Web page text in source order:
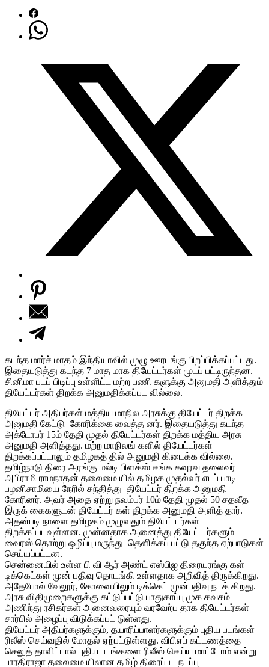
கடந்த மார்ச் மாதம் இந்தியாவில் முழு ஊரடங்கு பிறப்பிக்கப்பட்டது.
இதையடுத்து கடந்த 7 மாத மாக தியேட்டர்கள் மூடப் பட்டிருந்தன.
சினிமா படப் பிடிப்பு உள்ளிட்ட மற்ற பணி களுக்கு அனுமதி அளித்தும்
தியேட்டர்கள் திறக்க அனுமதிக்கப்பட வில்லை.
தியேட்டர் அதிபர்கள் மத்திய மாநில அரசுக்கு தியேட்டர் திறக்க
அனுமதி கேட்டு கோரிக்கை வைத்த னர். இதையடுத்து கடந்த
அக்டோபர் 15ம் தேதி முதல் தியேட்டர்கள் திறக்க மத்திய அரசு
அனுமதி அளித்தது. மற்ற மாநிலங் களில் தியேட்டர்கள்
திறக்கப்பட்டாலும் தமிழகத் தில் அனுமதி கிடைக்க வில்லை.
தமிழ்நாடு திரை அரங்கு மல்டி பிளக்ஸ் சங்க கவுரவ தலைவர்
அபிராமி ராமநாதன் தலைமை யில் தமிழக முதல்வர் எடப் பாடி
பழனிசாமியை நேரில் சந்தித்து தியேட்டர் திறக்க அனுமதி
கோரினர். அவர் அதை ஏற்று நவம்பர் 10ம் தேதி முதல் 50 சதவீத
இருக் கைகளுடன் தியேட்டர் கள் திறக்க அனுமதி அளித் தார்.
அதன்படி நாளை தமிழகம் முழுவதும் தியேட் டர்கள்
திறக்கப்படவுள்ளன. முன்னதாக அனைத்து தியேட் டர்களும்
வைரஸ் தொற்று ஒழிப்பு மருந்து தெளிக்கப் பட்டு தகுந்த ஏற்பாடுகள்
செய்யப்பட்டன.
சென்னையில் உள்ள பி வி ஆர் அண்ட் எஸ்பிஐ திரையரங்கு கள்
டிக்கெட்கள் முன் பதிவு தொடங்கி உள்ளதாக அறிவித் திருக்கிறது.
அதேபோல் வேலூர், கோவையிலும் டிக்கெட் முன்பதிவு நடக் கிறது.
அரசு விதிமுறைகளுக்கு கட்டுப்பட்டு பாதுகாப்பு முக கவசம்
அணிந்து ரசிகர்கள் அனைவரையும் வரவேற்ப தாக தியேட்டர்கள்
சார்பில் அழைப்பு விடுக்கப்பட் டுள்ளது.
தியேட்டர் அதிபர்களுக்கும், தயாரிப்பாளர்களுக்கும் புதிய படங்கள்
ரிலீஸ் செய்வதில் மோதல் ஏற்பட்டுள்ளது. விபிஎப் கட்டணத்தை
செலுத் தாவிட்டால் புதிய படங்களை ரிலீஸ் செய்ய மாட்டோம் என்று
பாரதிராஜா தலைமை யிலான தமிழ் திரைப்பட நடப்பு